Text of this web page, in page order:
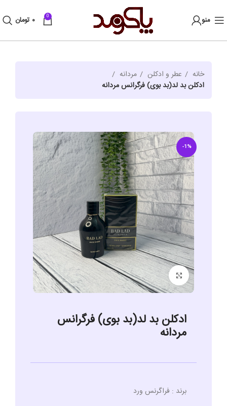
منو 0 ۰ تومان
خانه عطر و ادکلن
مردانه
ادکلن بد لد(بد بوی) فرگرانس مردانه
-1%
برای بزرگنمایی کلیک کنید
ادکلن بد لد(بد بوی) فرگرانس
مردانه
برند : فراگرنس ورد